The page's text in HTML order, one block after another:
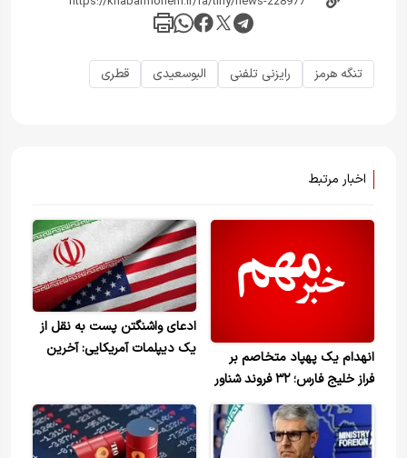
تنگه هرمز رایزنی تلفنی البوسعیدی قطری
اخبار مرتبط
انهدام یک پهپاد متخاصم بر
فراز خلیج فارس؛ ۳۲ فروند شناور
در ۲۴ ساعت گذشته برای عبور از
تنگه هرمز مجوز عبور گرفتند
ادعای واشنگتن پست به نقل از
یک دیپلمات آمریکایی: آخرین